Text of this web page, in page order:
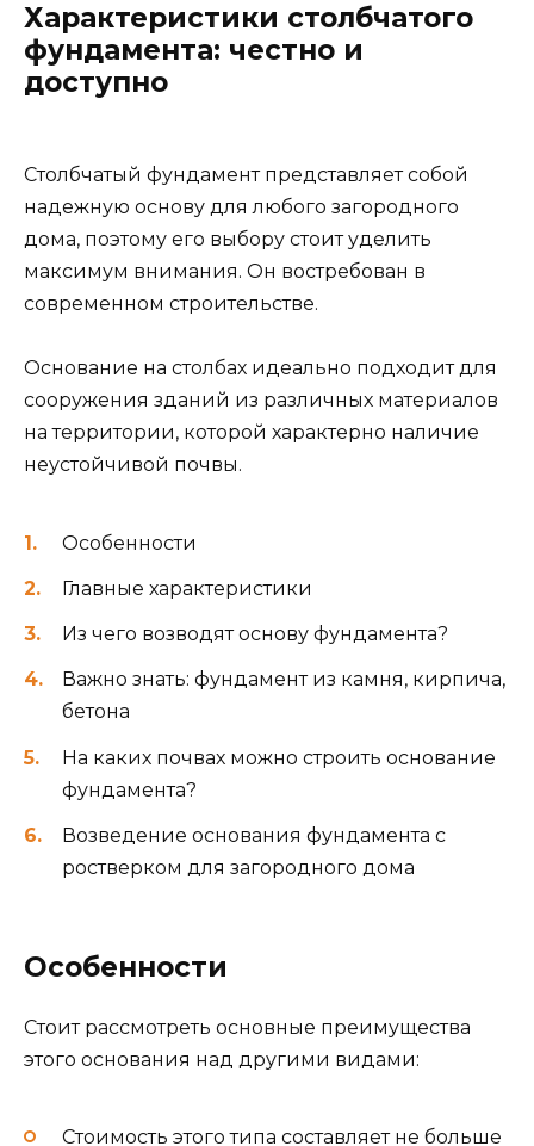
Характеристики столбчатого
фундамента: честно и
доступно
Столбчатый фундамент представляет собой
надежную основу для любого загородного
дома, поэтому его выбору стоит уделить
максимум внимания. Он востребован в
современном строительстве.
Основание на столбах идеально подходит для
сооружения зданий из различных материалов
на территории, которой характерно наличие
неустойчивой почвы.
Особенности
Главные характеристики
Из чего возводят основу фундамента?
Важно знать: фундамент из камня, кирпича,
бетона
На каких почвах можно строить основание
фундамента?
Возведение основания фундамента с
ростверком для загородного дома
Особенности
Стоит рассмотреть основные преимущества
этого основания над другими видами:
Стоимость этого типа составляет не больше